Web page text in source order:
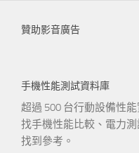
贊助影音廣告
手機性能測試資料庫
超過 500 台行動設備性
找手機性能比較、電力
找到參考。